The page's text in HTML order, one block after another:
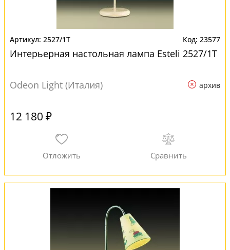
2527/1T 23577
Интерьерная настольная лампа Esteli 2527/1T
Odeon Light (Италия) архив
12 180 ₽